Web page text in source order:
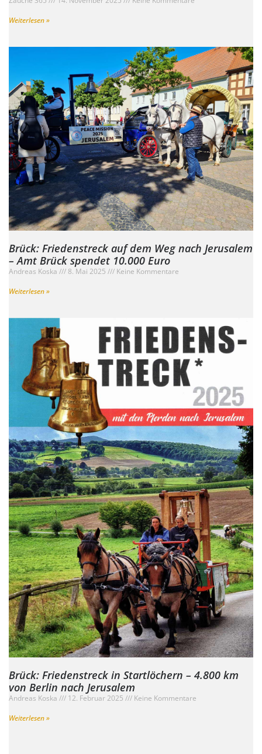
Weiterlesen »
Brück: Friedenstreck auf dem Weg nach Jerusalem
– Amt Brück spendet 10.000 Euro
Andreas Koska 8. Mai 2025
Keine Kommentare
Weiterlesen »
Brück: Friedenstreck in Startlöchern – 4.800 km
von Berlin nach Jerusalem
Andreas Koska 12. Februar 2025
Keine Kommentare
Weiterlesen »